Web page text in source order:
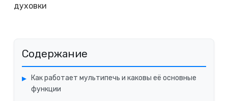
духовки
Содержание
Как работает мультипечь и каковы её основные
функции